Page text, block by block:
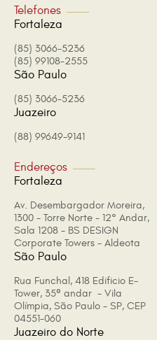
Telefones
Fortaleza
(85) 3066-5236
(85) 99108-2555
São Paulo
(85) 3066-5236
Juazeiro
(88) 99649-9141
Endereços
Fortaleza
Av. Desembargador Moreira,
1300 - Torre Norte - 12° Andar,
Sala 1208 - BS DESIGN
Corporate Towers - Aldeota
São Paulo
Rua Funchal, 418 Edificio E-
Tower, 35º andar - Vila
Olímpia, São Paulo - SP, CEP
04551-060
Juazeiro do Norte